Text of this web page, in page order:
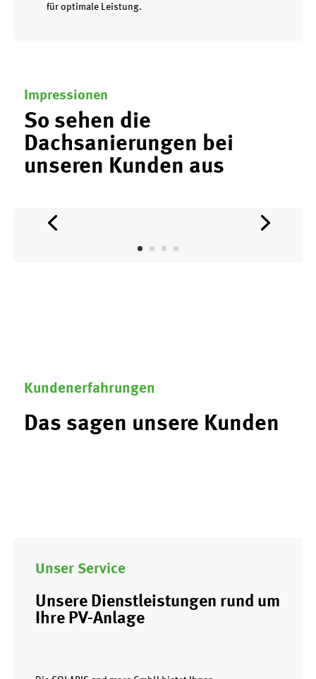
für optimale Leistung.
Impressionen
So sehen die
Dachsanierungen bei
unseren Kunden aus
Kundenerfahrungen
Das sagen unsere Kunden
Unser Service
Unsere Dienstleistungen rund um
Ihre PV-Anlage